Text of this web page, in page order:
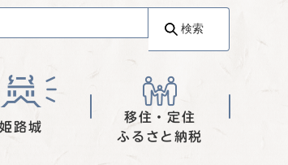
検索
姫路城
移住・定住
ふるさと納税